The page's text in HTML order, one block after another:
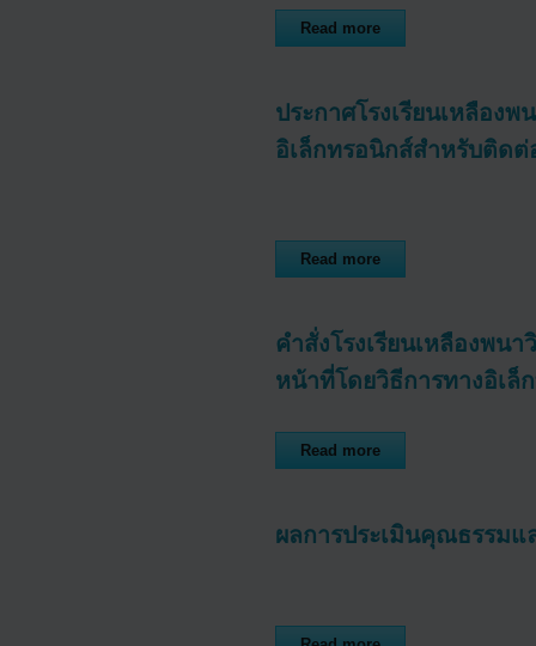
Read more
ประกาศโรงเรียนเหลือง
อิเล็กทรอนิกส์สำหรับติดต่
Read more
คำสั่งโรงเรียนเหลืองพน
หน้าที่โดยวิธีการทางอิเล็
Read more
ผลการประเมินคุณธรรมแ